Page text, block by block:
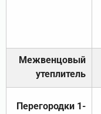
Межвенцовый
утеплитель
Перегородки 1-